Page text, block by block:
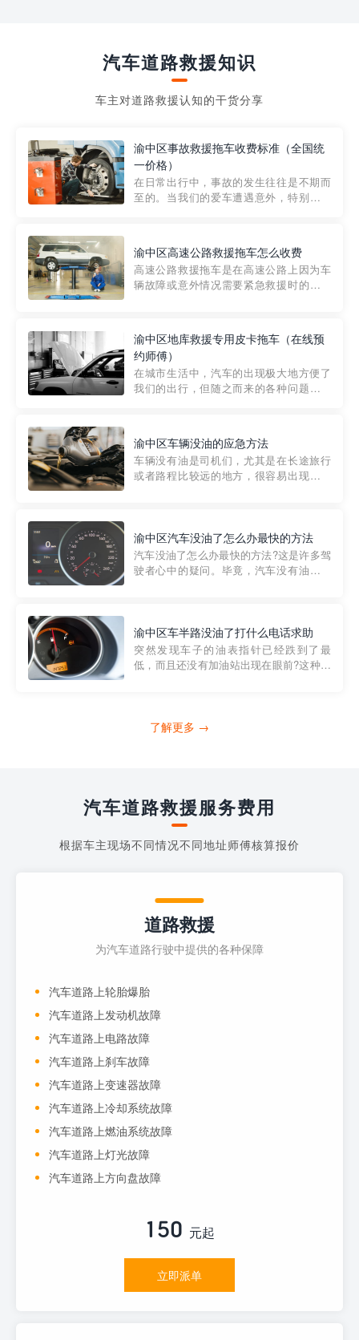
汽车道路救援知识
车主对道路救援认知的干货分享
渝中区事故救援拖车收费标准（全国统
一价格）
在日常出行中，事故的发生往往是不期而
至的。当我们的爱车遭遇意外，特别是在
细解析一下市区事故救援拖车的收费标
准，以及在选用拖车服务时应注...
渝中区高速公路救援拖车怎么收费
高速公路救援拖车是在高速公路上因为车
辆故障或意外情况需要紧急救援时的必备
路救援拖车的收费标准是由当地交通管理
部门制定的。起步价通...
渝中区地库救援专用皮卡拖车（在线预
约师傅）
在城市生活中，汽车的出现极大地方便了
我们的出行，但随之而来的各种问题也让
紧急情况下，我们需要一种高效可靠的救
援方式。而这时，地库救援专...
渝中区车辆没油的应急方法
车辆没有油是司机们，尤其是在长途旅行
或者路程比较远的地方，很容易出现这种
的送油师傅，解决没油的紧急情况。 首
先，让我们来了解一下穿...
渝中区汽车没油了怎么办最快的方法
汽车没油了怎么办最快的方法?这是许多驾
驶者心中的疑问。毕竟，汽车没有油就无
越者小程序是一款专门解决汽车没油问题
的在线服务平台。通过...
渝中区车半路没油了打什么电话求助
突然发现车子的油表指针已经跌到了最
低，而且还没有加油站出现在眼前?这种情
打4006363122请求送油人员来帮助你。
了解更多 →
汽车道路救援服务费用
根据车主现场不同情况不同地址师傅核算报价
道路救援
为汽车道路行驶中提供的各种保障
汽车道路上轮胎爆胎
汽车道路上发动机故障
汽车道路上电路故障
汽车道路上刹车故障
汽车道路上变速器故障
汽车道路上冷却系统故障
汽车道路上燃油系统故障
汽车道路上灯光故障
汽车道路上方向盘故障
150 元起
立即派单